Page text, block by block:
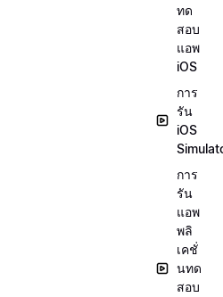
ทด
สอบ
แอพ
iOS
การ
รัน
iOS
การ
รัน
แอพ
พลิ
เคชั่
นทด
สอบ